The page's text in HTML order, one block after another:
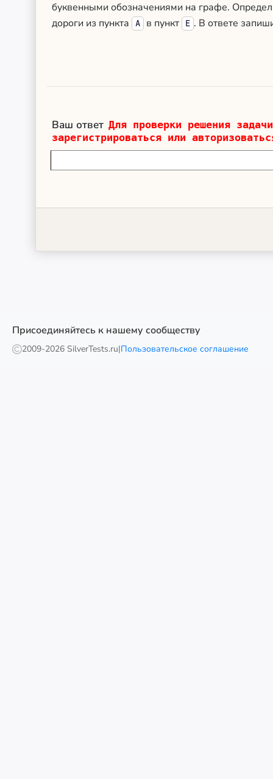
буквенными обозначениями на графе.
дороги из пункта
A в пункт E . В ответе
Ваш ответ Для проверки решения
зарегистрироваться или
Присоединяйтесь к нашему сообществу
2009-2026 SilverTests.ru|Пользовательское соглашение